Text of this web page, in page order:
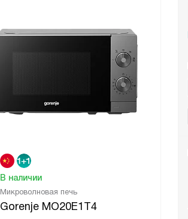
Микроволновая печь
Gorenje MO20E1T4
В наличии